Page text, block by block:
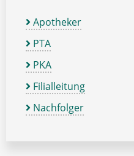
Apotheker
PTA
PKA
Filialleitung
Nachfolger